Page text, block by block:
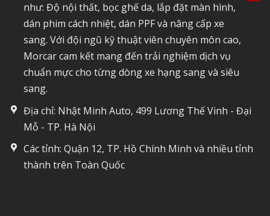
như: Độ nội thất, bọc ghế da, lắp đặt màn hình,
dán phim cách nhiệt, dán PPF và nâng cấp xe
sang. Với đội ngũ kỹ thuật viên chuyên môn cao,
Morcar cam kết mang đến trải nghiệm dịch vụ
chuẩn mực cho từng dòng xe hạng sang và siêu
sang.
Địa chỉ: Nhật Minh Auto, 499 Lương Thế Vinh - Đại
Mỗ - TP. Hà Nội
Các tỉnh: Quận 12, TP. Hồ Chính Minh và nhiều tỉnh
thành trên Toàn Quốc